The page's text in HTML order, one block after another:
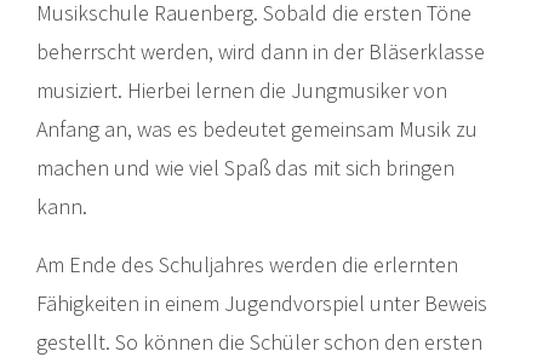
Musikschule Rauenberg. Sobald die ersten Töne
beherrscht werden, wird dann in der Bläserklasse
musiziert. Hierbei lernen die Jungmusiker von
Anfang an, was es bedeutet gemeinsam Musik zu
machen und wie viel Spaß das mit sich bringen
kann.
Am Ende des Schuljahres werden die erlernten
Fähigkeiten in einem Jugendvorspiel unter Beweis
gestellt. So können die Schüler schon den ersten